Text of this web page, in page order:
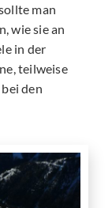
man
wie sie an
in der
teilweise
den